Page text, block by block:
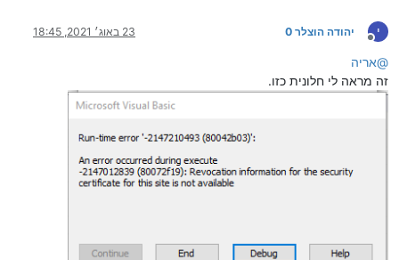
י
מנותק
יהודה הוצלר 0 23 באוג׳ 2021, 18:45
@אריה
זה מראה לי חלונית כזו.